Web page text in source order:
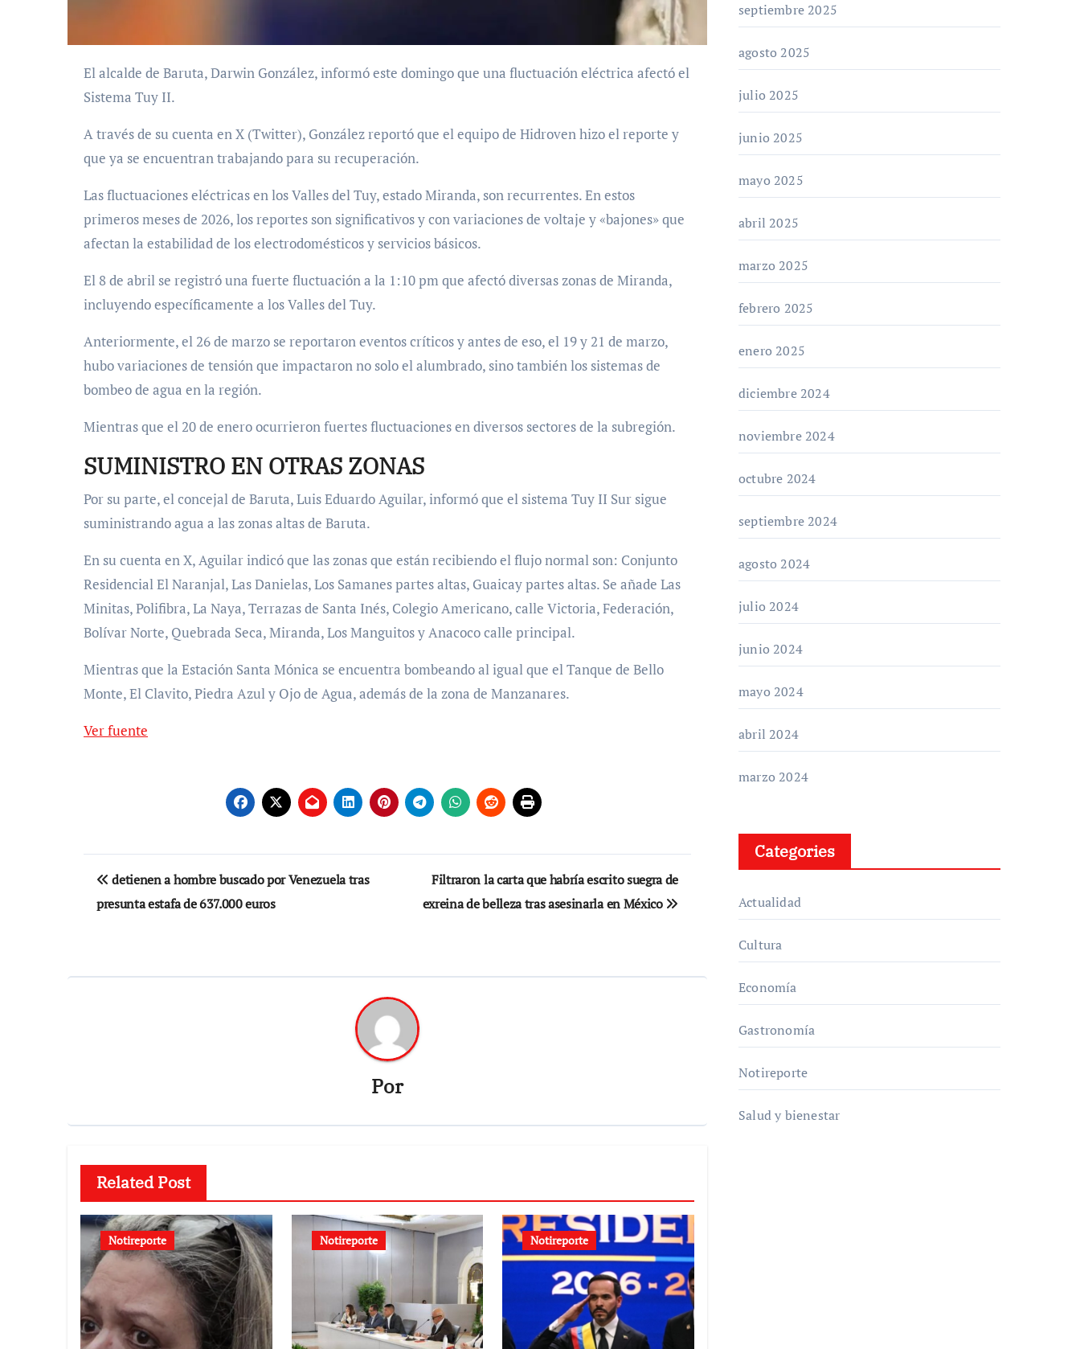
El alcalde de Baruta, Darwin González, informó este domingo que una fluctuación eléctrica afectó el
Sistema Tuy II.
A través de su cuenta en X (Twitter), González reportó que el equipo de Hidroven hizo el reporte y
que ya se encuentran trabajando para su recuperación.
Las fluctuaciones eléctricas en los Valles del Tuy, estado Miranda, son recurrentes. En estos
primeros meses de 2026, los reportes son significativos y con variaciones de voltaje y «bajones» que
afectan la estabilidad de los electrodomésticos y servicios básicos.
El 8 de abril se registró una fuerte fluctuación a la 1:10 pm que afectó diversas zonas de Miranda,
incluyendo específicamente a los Valles del Tuy.
Anteriormente, el 26 de marzo se reportaron eventos críticos y antes de eso, el 19 y 21 de marzo,
hubo variaciones de tensión que impactaron no solo el alumbrado, sino también los sistemas de
bombeo de agua en la región.
Mientras que el 20 de enero ocurrieron fuertes fluctuaciones en diversos sectores de la subregión.
SUMINISTRO EN OTRAS ZONAS
Por su parte, el concejal de Baruta, Luis Eduardo Aguilar, informó que el sistema Tuy II Sur sigue
suministrando agua a las zonas altas de Baruta.
En su cuenta en X, Aguilar indicó que las zonas que están recibiendo el flujo normal son: Conjunto
Residencial El Naranjal, Las Danielas, Los Samanes partes altas, Guaicay partes altas. Se añade Las
Minitas, Polifibra, La Naya, Terrazas de Santa Inés, Colegio Americano, calle Victoria, Federación,
Bolívar Norte, Quebrada Seca, Miranda, Los Manguitos y Anacoco calle principal.
Mientras que la Estación Santa Mónica se encuentra bombeando al igual que el Tanque de Bello
Monte, El Clavito, Piedra Azul y Ojo de Agua, además de la zona de Manzanares.
Ver fuente
Navegación
de
detienen a hombre buscado por Venezuela tras
presunta estafa de 637.000 euros
Filtraron la carta que habría escrito suegra de
exreina de belleza tras asesinarla en México
Por
Related Post
Notireporte Notireporte Notireporte
septiembre 2025
agosto 2025
julio 2025
junio 2025
mayo 2025
abril 2025
marzo 2025
febrero 2025
enero 2025
diciembre 2024
noviembre 2024
octubre 2024
septiembre 2024
agosto 2024
julio 2024
junio 2024
mayo 2024
abril 2024
marzo 2024
Categories
Actualidad
Cultura
Economía
Gastronomía
Notireporte
Salud y bienestar